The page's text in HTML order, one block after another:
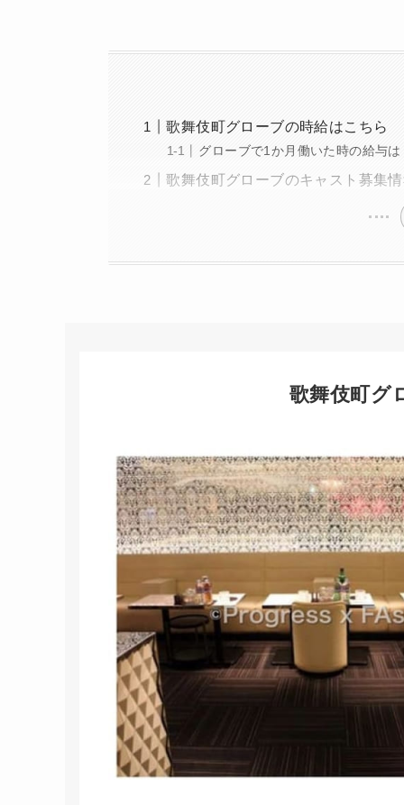
歌舞伎町グローブの時給はこちら
グローブで1か月働いた時の給与
歌舞伎町グローブのキャスト募集
歌舞伎町グ